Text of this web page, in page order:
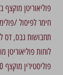
פוליאוריטן מוקצף
חימר לפיסול /
תחבושות גבס, דס
לוחות פוליאוריטן
פוליסטירין מוקצף f30 – (קלקר)